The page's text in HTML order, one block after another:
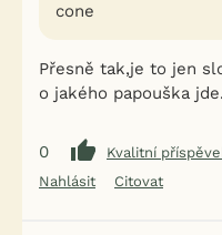
cone
Přesně tak,je to jen
o jakého papouška
0
Kvalitní
Nahlásit
Citovat